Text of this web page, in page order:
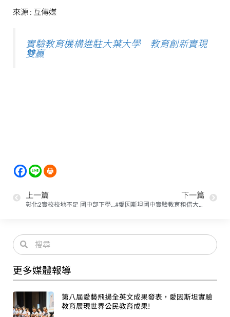
來源 : 互傳媒
實驗教育機構進駐大葉大學 教育創新實現
雙贏
上一篇
彰化2實校校地不足 國中部下學年到大學上課 / 來源：聯合新聞網
下一篇
#愛因斯坦國中實驗教育租借大葉教室簽約/感謝多位媒體記者採訪
更多媒體報導
第八屆愛藝飛揚全英文成果發表，愛因斯坦實驗
教育展現世界公民教育成果!